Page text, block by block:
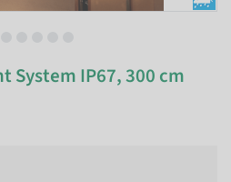
System IP67, 300 cm